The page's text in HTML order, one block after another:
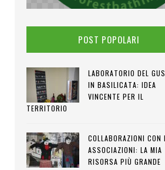
POST POPOLARI
LABORATORIO DEL
IN BASILICATA: IDEA
VINCENTE PER IL
TERRITORIO
COLLABORAZIONI CON
ASSOCIAZIONI: LA MIA
RISORSA PIÙ GRANDE